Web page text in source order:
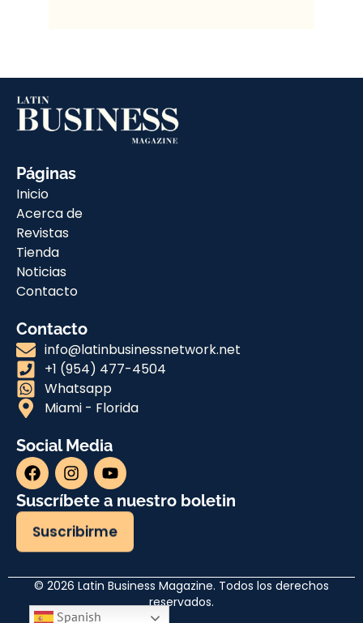
Páginas
Inicio
Acerca de
Revistas
Tienda
Noticias
Contacto
Contacto
info@latinbusinessnetwork.net
+1 (954) 477-4504
Whatsapp
Miami - Florida
Social Media
Suscríbete a nuestro boletin
Suscribirme
© 2026 Latin Business Magazine. Todos los derechos
reservados.
Spanish